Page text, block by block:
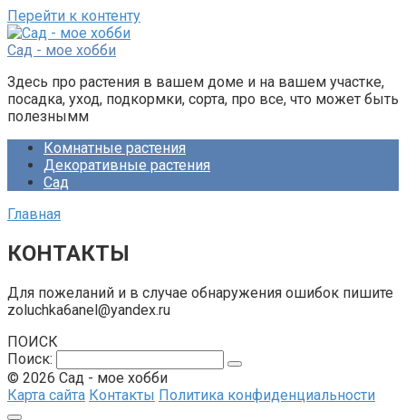
Перейти к контенту
Сад - мое хобби
Здесь про растения в вашем доме и на вашем участке,
посадка, уход, подкормки, сорта, про все, что может быть
полезнымм
Комнатные растения
Декоративные растения
Сад
Главная
КОНТАКТЫ
Для пожеланий и в случае обнаружения ошибок пишите
zoluchka6anel@yandex.ru
ПОИСК
Поиск:
© 2026 Сад - мое хобби
Карта сайта Контакты Политика конфиденциальности